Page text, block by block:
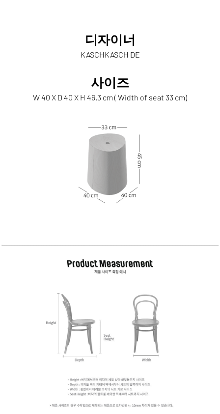
디자이너
KASCHKASCH DE
사이즈
W 40 X D 40 X H 46.3 cm ( Width of seat 33 cm)